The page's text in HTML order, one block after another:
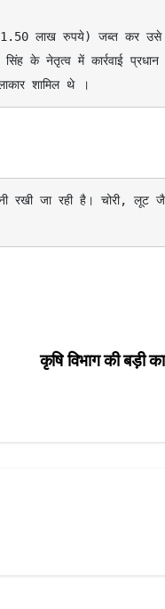
सिंह के नेतृत्व में कार्रवाई
शामिल थे ।
कृषि विभाग की बड़ी